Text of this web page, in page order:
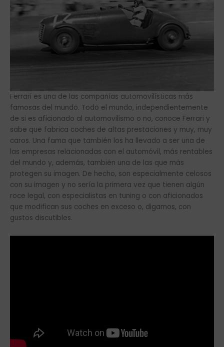
Ferrari es una de las compañías automovilísticas más
famosas del mundo. Todo el mundo, independientemente
de si es aficionado al automovilismo o no, conoce Ferrari y
sabe que fabrica coches de altas prestaciones y muy, muy
caros. Una fama que también los ha llevado a ser una de
las empresas relacionadas con el automóvil, más rentables
del mundo y, además, también una de las que más
protegen su imagen. De hecho, son especialmente celosos
con su imagen y no sería la primera vez que tienen algún
roce legal, con especialistas en tuning o con aficionados
que modifican sus coches en exceso o, digamos, con
gustos discutibles.